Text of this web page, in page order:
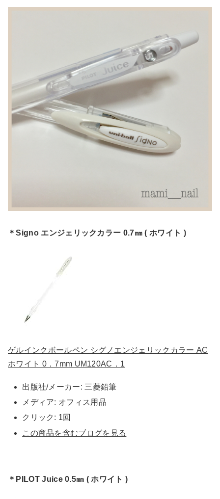
＊Signo エンジェリックカラー 0.7㎜ ( ホワイト )
ゲルインクボールペン シグノエンジェリックカラー AC
ホワイト 0．7mm UM120AC．1
出版社/メーカー: 三菱鉛筆
メディア: オフィス用品
クリック : 1回
この商品を含むブログを見る
＊PILOT Juice 0.5㎜ ( ホワイト )